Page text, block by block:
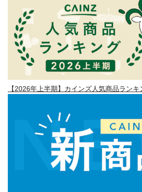
【2026年上半期】カインズ人気商品ランキ